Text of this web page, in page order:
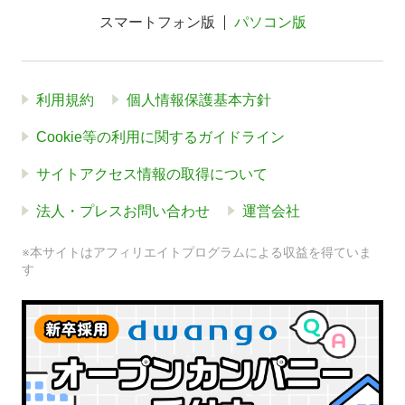
スマートフォン版 パソコン版
利用規約 個人情報保護基本方針
Cookie等の利用に関するガイドライン
サイトアクセス情報の取得について
法人・プレスお問い合わせ 運営会社
※本サイトはアフィリエイトプログラムによる収益を得ていま
す